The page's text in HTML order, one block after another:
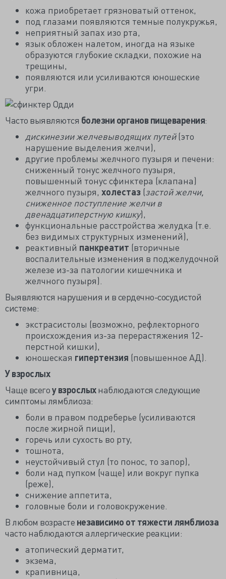
кожа приобретает грязноватый оттенок,
под глазами появляются темные полукружья,
неприятный запах изо рта,
язык обложен налетом, иногда на языке
образуются глубокие складки, похожие на
трещины,
появляются или усиливаются юношеские
угри.
Часто выявляются болезни органов пищеварения:
дискинезии желчевыводящих путей(это
нарушение выделения желчи),
другие проблемы желчного пузыря и печени:
сниженный тонус желчного пузыря,
повышенный тонус сфинктера (клапана)
желчного пузыря, холестаз (застой желчи,
сниженное поступление желчи в
двенадцатиперстную кишку),
функциональные расстройства желудка (т.е.
без видимых структурных изменений),
реактивный панкреатит (вторичные
воспалительные изменения в поджелудочной
железе из-за патологии кишечника и
желчного пузыря).
Выявляются нарушения и в сердечно-сосудистой
системе:
экстрасистолы (возможно, рефлекторного
происхождения из-за перерастяжения 12-
перстной кишки),
юношеская гипертензия (повышенное АД).
У взрослых
Чаще всегоу взрослыхнаблюдаются следующие
симптомы лямблиоза:
боли в правом подреберье (усиливаются
после жирной пищи),
горечь или сухость во рту,
тошнота,
неустойчивый стул (то понос, то запор),
боли над пупком (чаще) или вокруг пупка
(реже),
снижение аппетита,
головные боли и головокружение.
В любом возрасте независимо от тяжести лямблиоза
часто наблюдаются аллергические реакции:
атопический дерматит,
экзема,
крапивница,